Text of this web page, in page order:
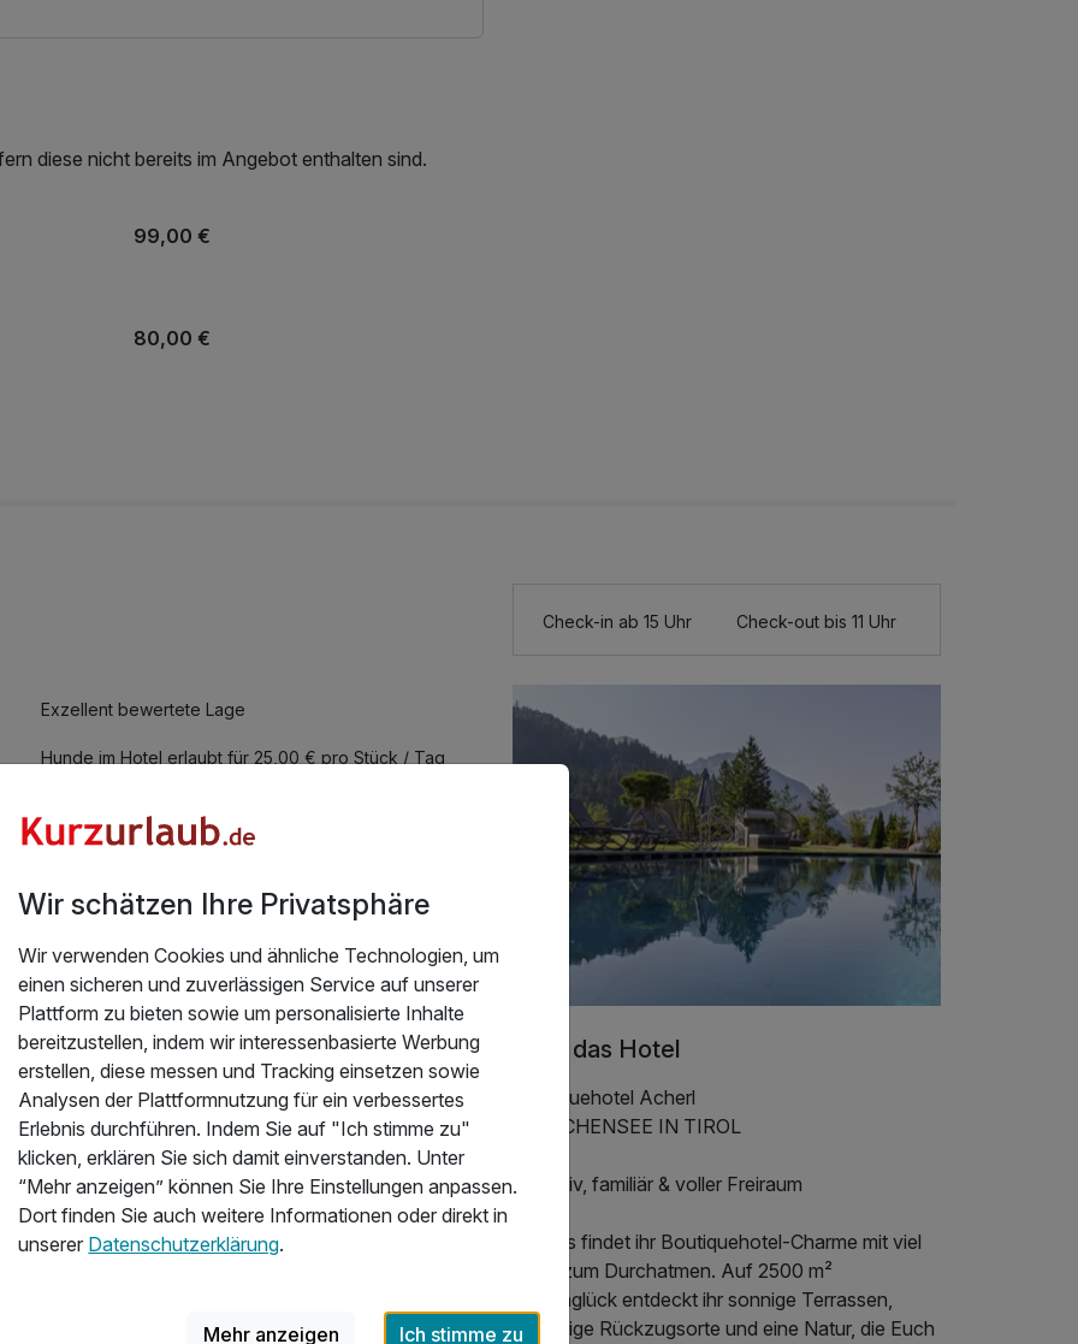
diese nicht bereits im Angebot enthalten sind.
99,00 €
80,00 €
90,00 €
Exzellent bewertete Lage
Hunde im Hotel erlaubt für 25,00 € pro Stück / Tag
Check-in ab 15 Uhr Check-out bis 11 Uhr
Über das Hotel
Boutiquehotel Acherl
AM ACHENSEE IN TIROL
Exklusiv, familiär & voller Freiraum
Bei uns findet ihr Boutiquehotel-Charme mit viel
Platz zum Durchatmen. Auf 2500 m²
Gartenglück entdeckt ihr sonnige Terrassen,
lauschige Rückzugsorte und eine Natur, die Euch
Wir schätzen Ihre Privatsphäre
Wir verwenden Cookies und ähnliche Technologien, um
einen sicheren und zuverlässigen Service auf unserer
Plattform zu bieten sowie um personalisierte Inhalte
bereitzustellen, indem wir interessenbasierte Werbung
erstellen, diese messen und Tracking einsetzen sowie
Analysen der Plattformnutzung für ein verbessertes
Erlebnis durchführen. Indem Sie auf "Ich stimme zu"
klicken, erklären Sie sich damit einverstanden. Unter
“Mehr anzeigen” können Sie Ihre Einstellungen anpassen.
Dort finden Sie auch weitere Informationen oder direkt in
unserer Datenschutzerklärung.
Mehr anzeigen Ich stimme zu